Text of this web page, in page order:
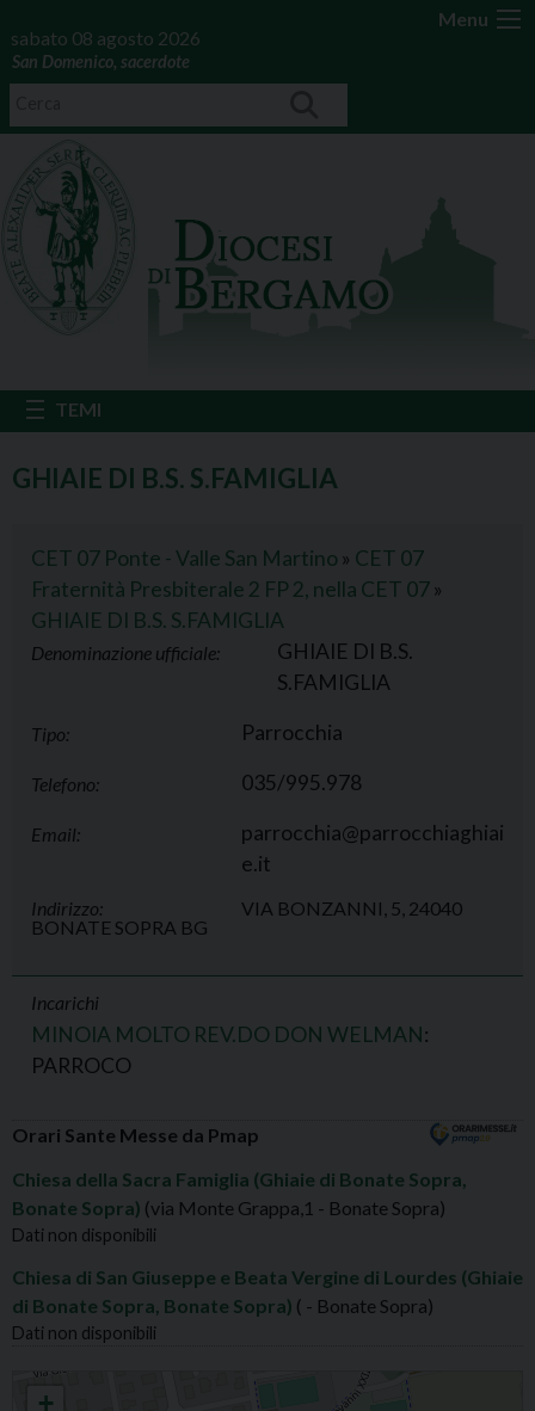
Menu
sabato 08 agosto 2026
San Domenico, sacerdote
GHIAIE DI B.S. S.FAMIGLIA
CET 07 Ponte - Valle San Martino » CET 07
Fraternità Presbiterale 2 FP 2, nella CET 07»
GHIAIE DI B.S. S.FAMIGLIA
Denominazione ufficiale:
GHIAIE DI B.S.
S.FAMIGLIA
Tipo: Parrocchia
Telefono: 035/995.978
Email:
parrocchia@parrocchiaghiai
e.it
Indirizzo:
VIA BONZANNI, 5, 24040
BONATE SOPRA BG
Incarichi
MINOIA MOLTO REV.DO DON WELMAN:
PARROCO
Orari Sante Messe da Pmap
Chiesa della Sacra Famiglia (Ghiaie di Bonate Sopra,
Bonate Sopra) (via Monte Grappa,1 - Bonate Sopra)
Dati non disponibili
Chiesa di San Giuseppe e Beata Vergine di Lourdes (Ghiaie
di Bonate Sopra, Bonate Sopra) ( - Bonate Sopra)
Dati non disponibili
GHIAIE DI B.S. S.FAMIGLIA
+